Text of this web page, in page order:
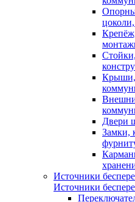
Крыши,
Двери
Замки,
Источники
Источники